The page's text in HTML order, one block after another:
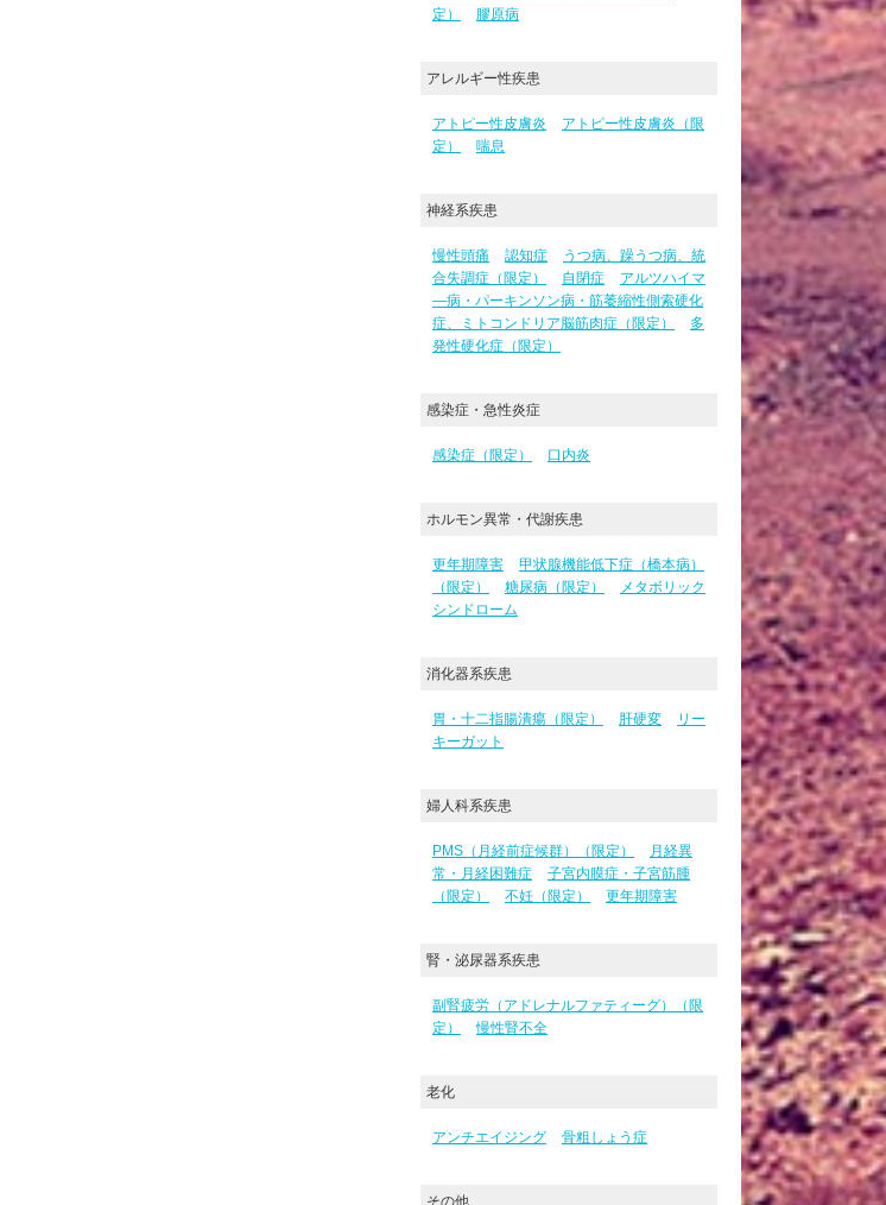
定）
膠原病
アレルギー性疾患
アトピー性皮膚炎
アトピー性皮膚炎（限
定）
喘息
神経系疾患
慢性頭痛 認知症
うつ病、躁うつ病、統
合失調症（限定）
自閉症
アルツハイマ
―病・パーキンソン病・筋萎縮性側索硬化
症、ミトコンドリア脳筋肉症（限定）
多
発性硬化症（限定）
感染症・急性炎症
感染症（限定） 口内炎
ホルモン異常・代謝疾患
更年期障害
甲状腺機能低下症（橋本病）
（限定）
糖尿病（限定）
メタボリック
シンドローム
消化器系疾患
胃・十二指腸潰瘍（限定） 肝硬変
リー
キーガット
婦人科系疾患
PMS（月経前症候群）（限定）
月経異
常・月経困難症
子宮内膜症・子宮筋腫
（限定）
不妊（限定） 更年期障害
腎・泌尿器系疾患
副腎疲労（アドレナルファティーグ）（限
定）
慢性腎不全
老化
アンチエイジング 骨粗しょう症